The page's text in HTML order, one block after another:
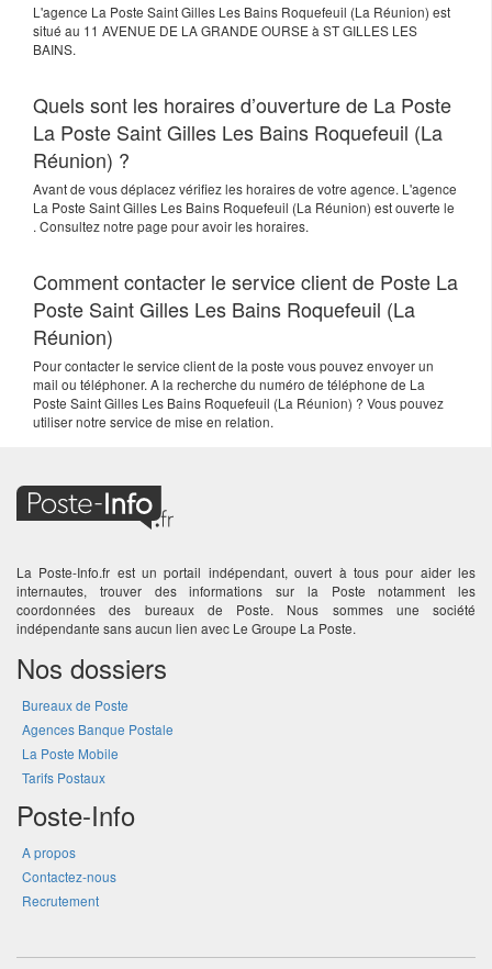
L'agence La Poste Saint Gilles Les Bains Roquefeuil (La Réunion) est
situé au 11 AVENUE DE LA GRANDE OURSE à ST GILLES LES
BAINS.
Quels sont les horaires d’ouverture de La Poste
La Poste Saint Gilles Les Bains Roquefeuil (La
Réunion) ?
Avant de vous déplacez vérifiez les horaires de votre agence. L'agence
La Poste Saint Gilles Les Bains Roquefeuil (La Réunion) est ouverte le
. Consultez notre page pour avoir les horaires.
Comment contacter le service client de Poste La
Poste Saint Gilles Les Bains Roquefeuil (La
Réunion)
Pour contacter le service client de la poste vous pouvez envoyer un
mail ou téléphoner. A la recherche du numéro de téléphone de La
Poste Saint Gilles Les Bains Roquefeuil (La Réunion) ? Vous pouvez
utiliser notre service de mise en relation.
La Poste-Info.fr est un portail indépendant, ouvert à tous pour aider les
internautes, trouver des informations sur la Poste notamment les
coordonnées des bureaux de Poste. Nous sommes une société
indépendante sans aucun lien avec Le Groupe La Poste.
Nos dossiers
Bureaux de Poste
Agences Banque Postale
La Poste Mobile
Tarifs Postaux
Poste-Info
A propos
Contactez-nous
Recrutement